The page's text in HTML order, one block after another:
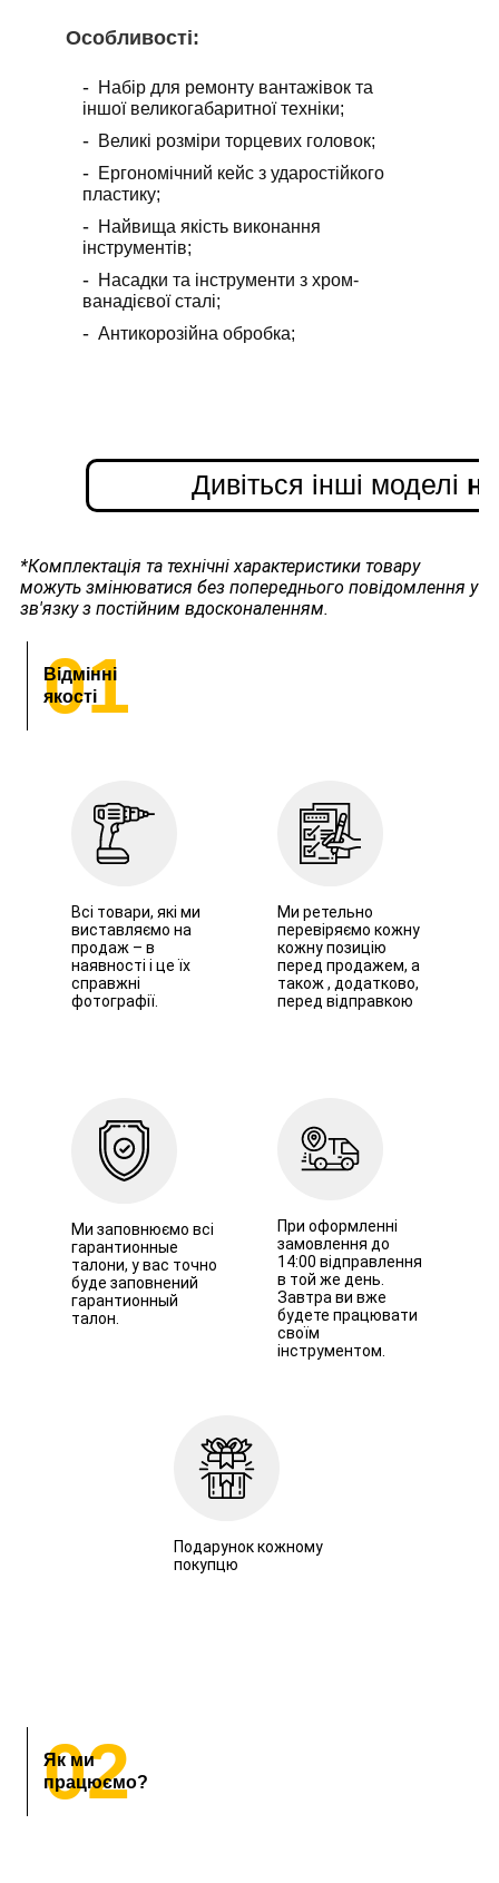
Особливості:
Набір для ремонту вантажівок та
іншої великогабаритної техніки;
Великі розміри торцевих головок;
Ергономічний кейс з ударостійкого
пластику;
Найвища якість виконання
інструментів;
Насадки та інструменти з хром-
ванадієвої сталі;
Антикорозійна обробка;
Дивіться інші моделі
*Комплектація та технічні характеристики товару
можуть змінюватися без попереднього повідомлення у
зв'язку з постійним вдосконаленням.
01
Відмінні
якості
Всі товари, які ми
виставляємо на
продаж – в
наявності і це їх
справжні
фотографії.
Ми ретельно
перевіряємо кожну
кожну позицію
перед продажем, а
також , додатково,
перед відправкою
Ми заповнюємо всі
гарантионные
талони, у вас точно
буде заповнений
гарантионный
талон.
При оформленні
замовлення до
14:00 відправлення
в той же день.
Завтра ви вже
будете працювати
своїм
інструментом.
Подарунок кожному
покупцю
02
Як ми
працюємо?